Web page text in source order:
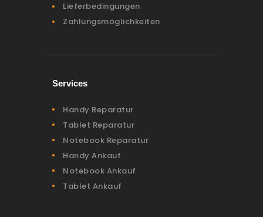
Lieferbedingungen
Zahlungsmöglichkeiten
Services
Handy Reparatur
Tablet Reparatur
Notebook Reparatur
Handy Ankauf
Notebook Ankauf
Tablet Ankauf